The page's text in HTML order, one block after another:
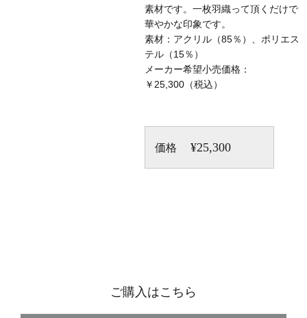
素材です。一枚羽織って頂くだけで
華やかな印象です。
素材：アクリル（85％）、ポリエス
テル（15％）
メーカー希望小売価格：
￥25,300（税込）
価格 ¥25,300
ご購入はこちら